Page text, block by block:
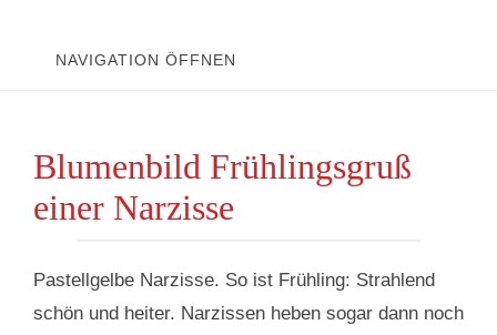
NAVIGATION ÖFFNEN
Blumenbild Frühlingsgruß
einer Narzisse
Pastellgelbe Narzisse. So ist Frühling: Strahlend
schön und heiter. Narzissen heben sogar dann noch